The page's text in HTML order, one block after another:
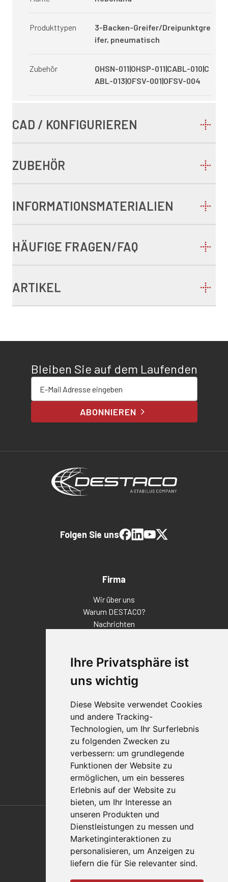
Ihre Privatsphäre ist
uns wichtig
Diese Website verwendet Cookies
und andere Tracking-
Technologien, um Ihr Surferlebnis
zu folgenden Zwecken zu
verbessern: um grundlegende
Funktionen der Website zu
ermöglichen, um ein besseres
Erlebnis auf der Website zu
bieten, um Ihr Interesse an
unseren Produkten und
Dienstleistungen zu messen und
Marketinginteraktionen zu
personalisieren, um Anzeigen zu
liefern die für Sie relevanter sind.
Produkttypen
3-Backen-Greifer/Dreipunktgre
ifer, pneumatisch
Zubehör
OHSN-011|OHSP-011|CABL-010|C
ABL-013|OFSV-001|OFSV-004
CAD / KONFIGURIEREN
ZUBEHÖR
INFORMATIONSMATERIALIEN
HÄUFIGE FRAGEN/FAQ
ARTIKEL
Bleiben Sie auf dem Laufenden
ABONNIEREN
Firma
Wir über uns
Warum DESTACO?
Nachrichten
Standorte
Qualitätsaussage
Kontakt
Vertriebspartnerfinder
Häufig gestellte Fragen
Datenschutz-Bestimmungen
Nutzungsbedingungen
Richtlinien/AGBs
Folgen Sie uns
Also of Interest
Automation Solutions
Applications